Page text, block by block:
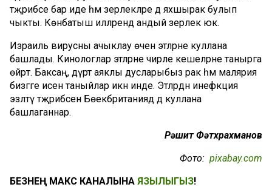
тәҗрибәсе бар иде һәм әзерлекләре дә яхшырак булып
чыкты. Көнбатыш илләрендә андый әзерлек юк.
Израиль вирусны ачыклау өчен этләрне куллана
башлады. Кинологлар этләрне чирле кешеләрне танырга
өйрәтә. Баксаң, дүрт аяклы дусларыбыз рак һәм малярия
бизгәге исен таныйлар икән инде. Этләрдән инефкция
эзләтү тәҗрибәсен Бөекбританиядә дә куллана
башлаганнар.
Рәшит Фәтхрахманов
Фото: pixabay.com
БЕЗНЕҢ МАКС КАНАЛЫНА ЯЗЫЛЫГЫЗ!